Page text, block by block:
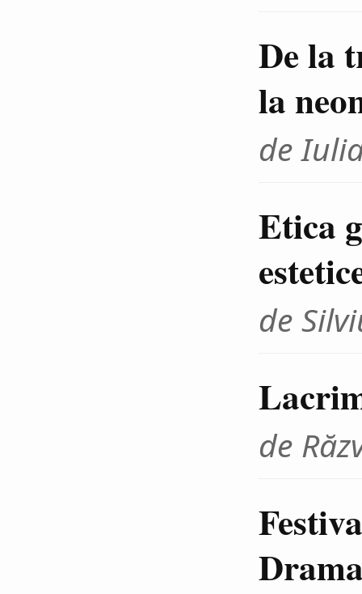
De la
la
de
Etica
de
de